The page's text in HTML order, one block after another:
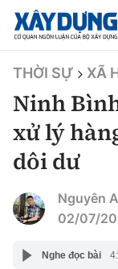
TIN BỘ XÂY DỰNG
CHUYÊN MỤC
Mới nhất
Thời sự
THỜI SỰ XÃ
Ninh
xử lý
dôi dư
Nguyên
02/07/
Nghe đọc bài